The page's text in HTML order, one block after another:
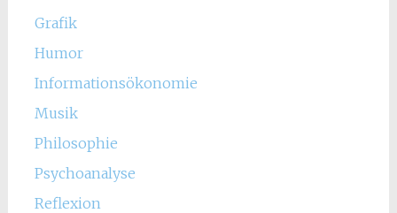
Grafik
Humor
Informationsökonomie
Musik
Philosophie
Psychoanalyse
Reflexion